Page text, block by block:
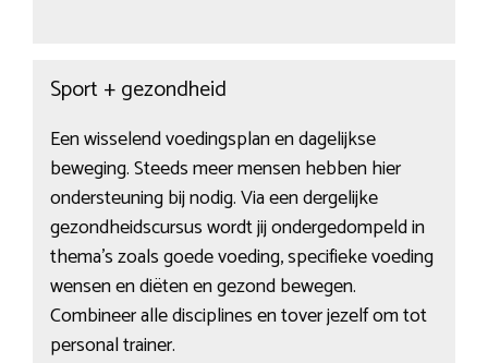
Sport + gezondheid
Een wisselend voedingsplan en dagelijkse
beweging. Steeds meer mensen hebben hier
ondersteuning bij nodig. Via een dergelijke
gezondheidscursus wordt jij ondergedompeld in
thema’s zoals goede voeding, specifieke voeding
wensen en diëten en gezond bewegen.
Combineer alle disciplines en tover jezelf om tot
personal trainer.